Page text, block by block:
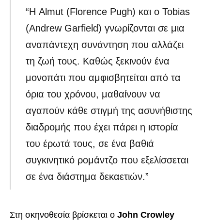
“Η Almut (Florence Pugh) και ο Tobias
(Andrew Garfield) γνωρίζονται σε μια
αναπάντεχη συνάντηση που αλλάζει
τη ζωή τους. Καθώς ξεκινούν ένα
μονοπάτι που αμφισβητείται από τα
όρια του χρόνου, μαθαίνουν να
αγαπούν κάθε στιγμή της ασυνήθιστης
διαδρομής που έχει πάρει η ιστορία
του έρωτά τους, σε ένα βαθιά
συγκινητικό ρομάντζο που εξελίσσεται
σε ένα διάστημα δεκαετιών.”
Στη σκηνοθεσία βρίσκεται ο John Crowley